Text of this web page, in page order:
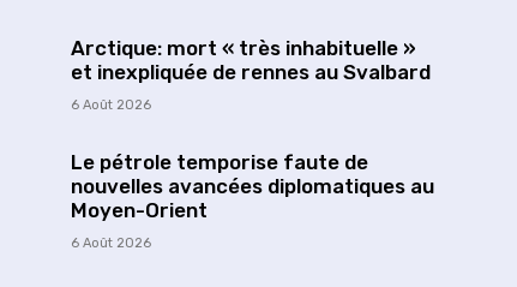
Arctique: mort « très inhabituelle »
et inexpliquée de rennes au Svalbard
6 Août 2026
Le pétrole temporise faute de
nouvelles avancées diplomatiques au
Moyen-Orient
6 Août 2026